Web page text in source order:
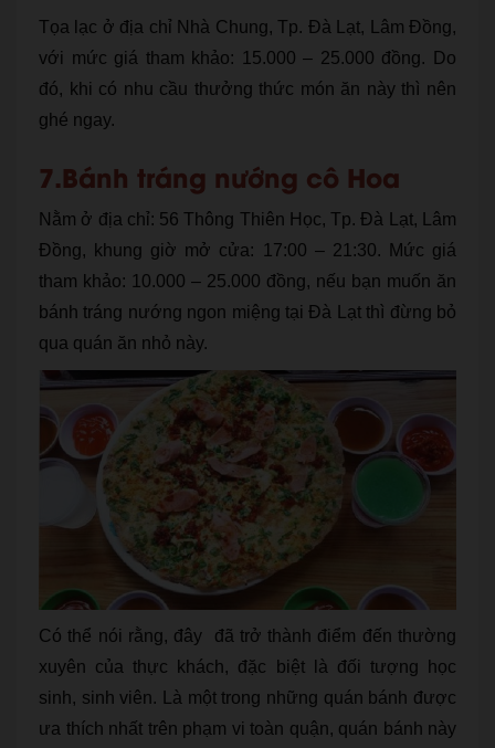
Tọa lạc ở địa chỉ Nhà Chung, Tp. Đà Lạt, Lâm Đồng,
với mức giá tham khảo: 15.000 – 25.000 đồng. Do
đó, khi có nhu cầu thưởng thức món ăn này thì nên
ghé ngay.
7.Bánh tráng nướng cô Hoa
Nằm ở địa chỉ: 56 Thông Thiên Học, Tp. Đà Lạt, Lâm
Đồng, khung giờ mở cửa: 17:00 – 21:30. Mức giá
tham khảo: 10.000 – 25.000 đồng, nếu bạn muốn ăn
bánh tráng nướng ngon miệng tại Đà Lạt thì đừng bỏ
qua quán ăn nhỏ này.
Có thể nói rằng, đây đã trở thành điểm đến thường
xuyên của thực khách, đặc biệt là đối tượng học
sinh, sinh viên. Là một trong những quán bánh được
ưa thích nhất trên phạm vi toàn quận, quán bánh này